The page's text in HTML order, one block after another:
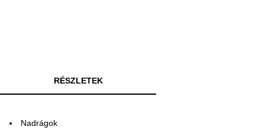
RÉSZLETEK
Nadrágok